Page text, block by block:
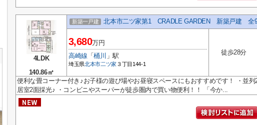
4LDK
140.86㎡
新築一戸建 北本市二ツ家第1 CRADLE GARDEN 新築戸建
3,680万円
高崎線 「桶川 」駅
埼玉県北本市二ツ家 ３丁目144-1
徒歩28分
便利な畳コーナー付き♪お子様の遊び場やお昼寝スペースにもおすすめです！ ・並
居室2面採光♪ ・コンビニやスーパーが徒歩圏内で買い物便利！！ 「今か...